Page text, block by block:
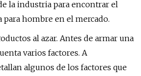
la industria para encontrar el
para hombre en el mercado.
al azar. Antes de armar una
varios factores. A
algunos de los factores que